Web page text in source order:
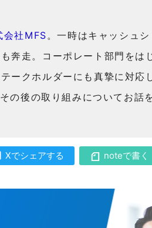
会社MFS。一時はキャッシュ
奔走。コーポレート部門をは
ークホルダーにも真摯に対応
の後の取り組みについてお話
Xでシェアする noteで書く